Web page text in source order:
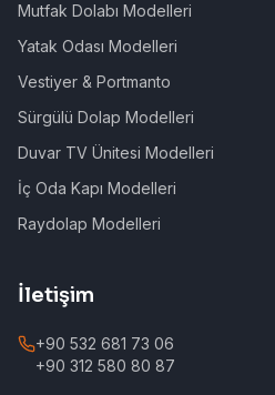
Mutfak Dolabı Modelleri
Yatak Odası Modelleri
Vestiyer & Portmanto
Sürgülü Dolap Modelleri
Duvar TV Ünitesi Modelleri
İç Oda Kapı Modelleri
Raydolap Modelleri
İletişim
+90 532 681 73 06
+90 312 580 80 87